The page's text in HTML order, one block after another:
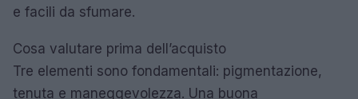
e facili da sfumare.
Cosa valutare prima dell’acquisto
Tre elementi sono fondamentali: pigmentazione,
tenuta e maneggevolezza. Una buona